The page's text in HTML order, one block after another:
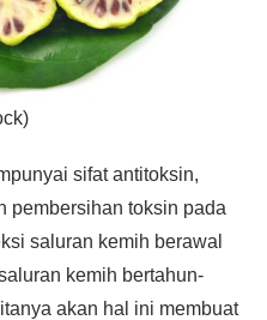
sifat antitoksin,
pembersihan toksin pada
saluran kemih berawal
kemih bertahun-
akan hal ini membuat